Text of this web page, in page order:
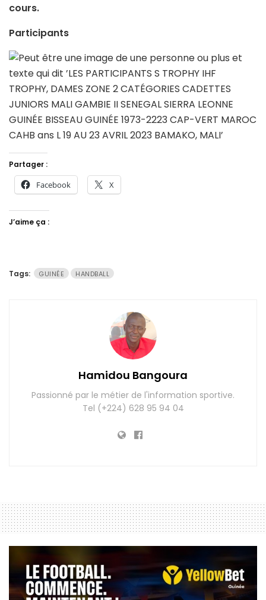
cours.
Participants
Partager :
Facebook X
J’aime ça :
Tags: GUINÉE HANDBALL
Hamidou Bangoura
Passionné par le métier de l'information sportive.
Tel (+224) 628 95 94 04